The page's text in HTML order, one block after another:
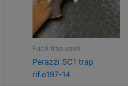
Fucili trap usati
Perazzi SC1 trap
rif.e197-14